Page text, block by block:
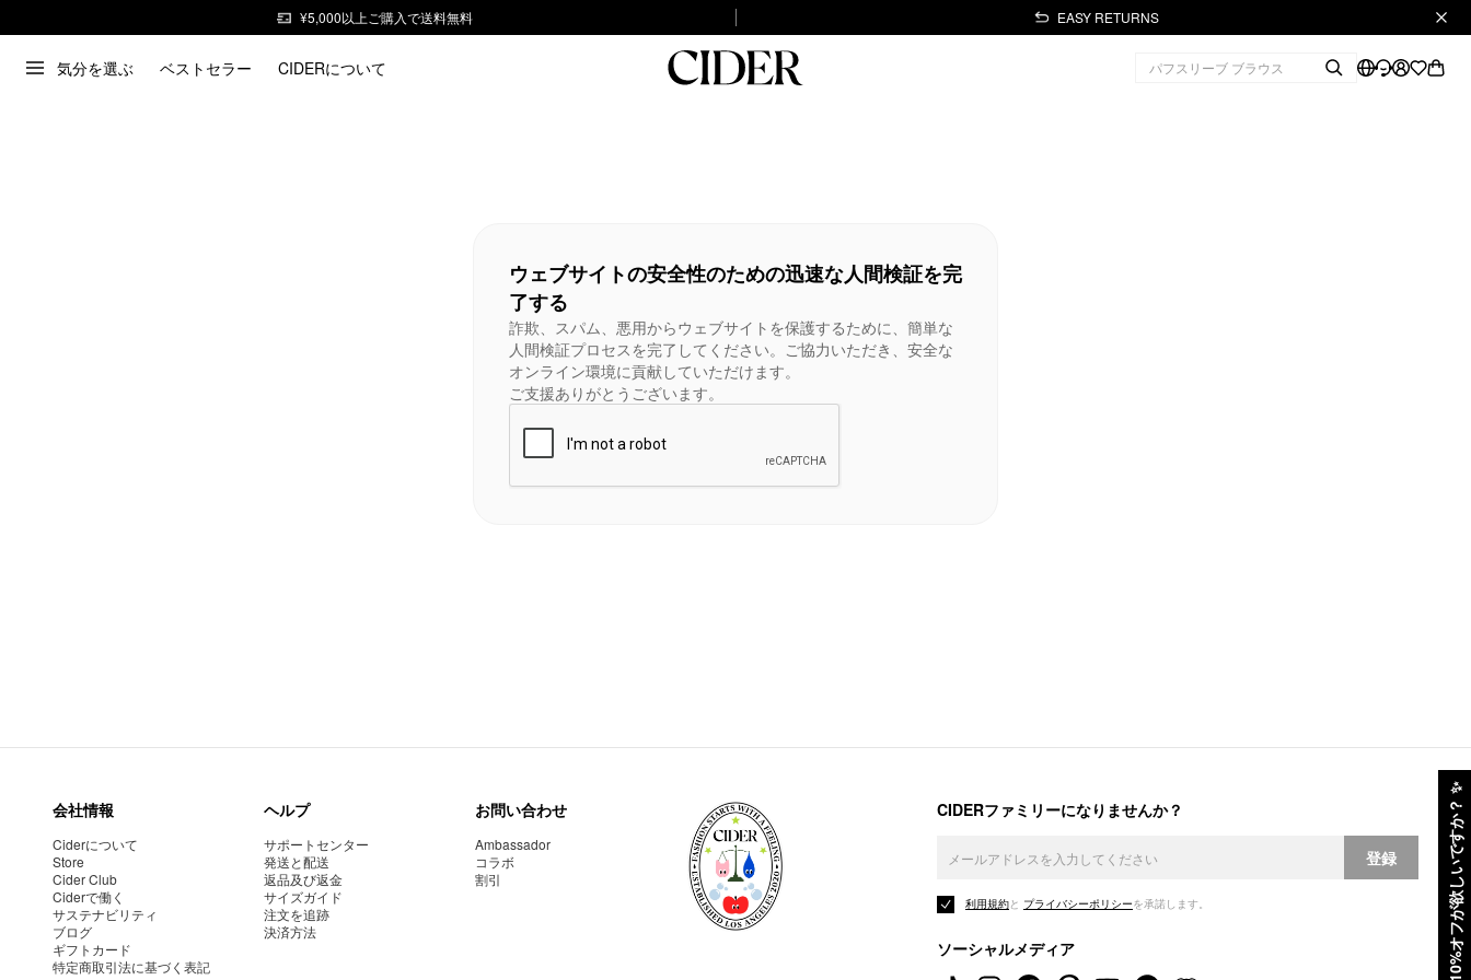
¥5,000以上ご購入で送料無料 EASY RETURNS
気分を選ぶ ベストセラー CIDERについて
10%オフが欲しいですか？
✨
ウェブサイトの安全性のための迅速な人間検証を完
了する
詐欺、スパム、悪用からウェブサイトを保護するために、簡単な
人間検証プロセスを完了してください。ご協力いただき、安全な
オンライン環境に貢献していただけます。
ご支援ありがとうございます。
会社情報
Ciderについて
Store
Cider Club
Ciderで働く
サステナビリティ
ブログ
ギフトカード
特定商取引法に基づく表記
ヘルプ
サポートセンター
発送と配送
返品及び返金
サイズガイド
注文を追跡
決済方法
お問い合わせ
Ambassador
コラボ
割引
CIDERファミリーになりませんか？
登録
利用規約と プライバシーポリシーを承諾します。
ソーシャルメディア